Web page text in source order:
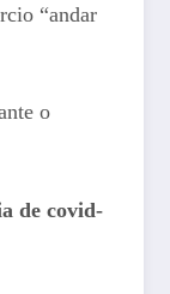
“andar
o
de covid-